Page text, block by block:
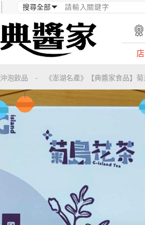
沖泡飲品 - 《澎湖名產》【典醬家食品】